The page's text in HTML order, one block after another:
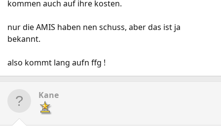
kommen auch auf ihre kosten.
nur die AMIS haben nen schuss, aber das ist ja
bekannt.
also kommt lang aufn ffg !
Kane